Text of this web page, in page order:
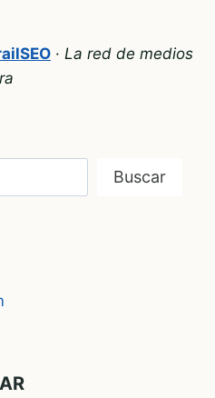
· La red de medios
Buscar